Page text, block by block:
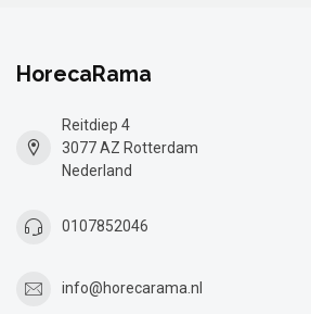
HorecaRama
Reitdiep 4
3077 AZ Rotterdam
Nederland
0107852046
info@horecarama.nl